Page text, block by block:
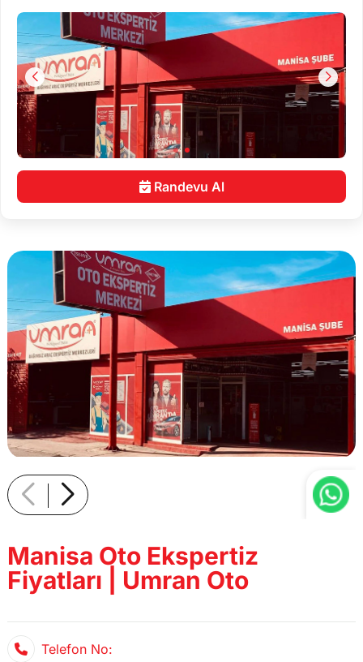
Randevu Al
Manisa Oto Ekspertiz
Fiyatları | Umran Oto
Telefon No: